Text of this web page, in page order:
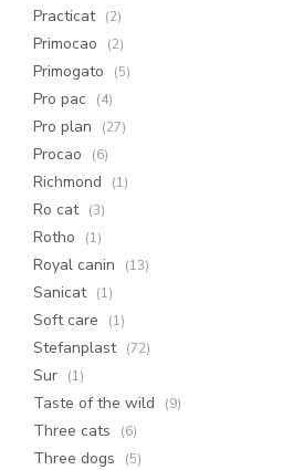
Practicat (2)
Primocao (2)
Primogato (5)
Pro pac (4)
Pro plan (27)
Procao (6)
Richmond (1)
Ro cat (3)
Rotho (1)
Royal canin (13)
Sanicat (1)
Soft care (1)
Stefanplast (72)
Sur (1)
Taste of the wild (9)
Three cats (6)
Three dogs (5)